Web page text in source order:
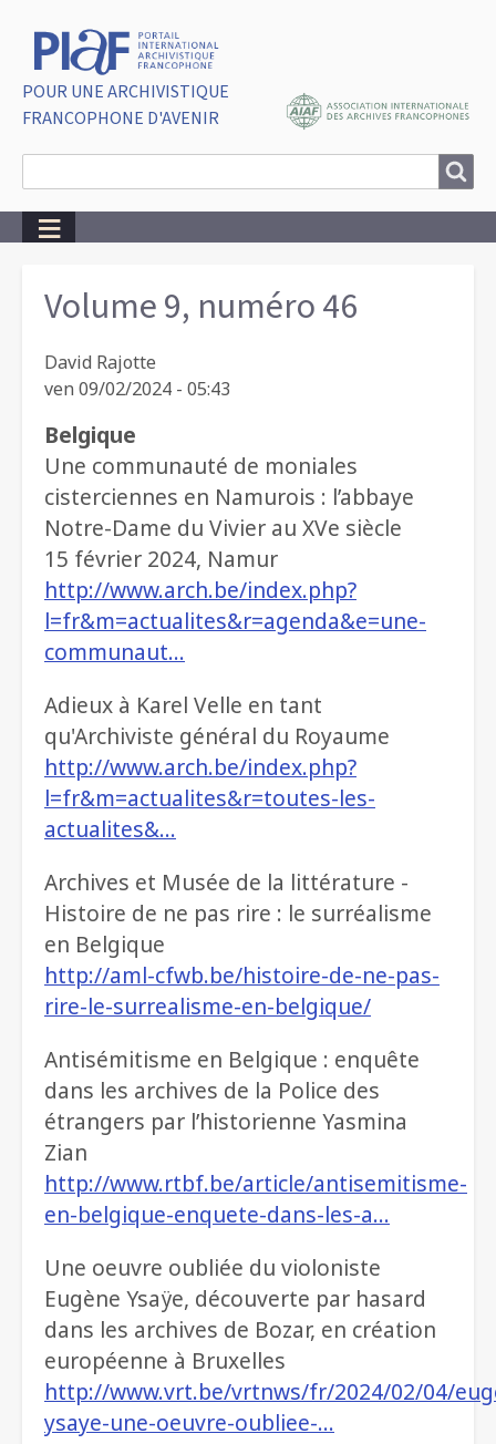
POUR UNE ARCHIVISTIQUE
FRANCOPHONE D'AVENIR
Volume 9, numéro 46
David Rajotte
ven 09/02/2024 - 05:43
Belgique
Une communauté de moniales
cisterciennes en Namurois : l’abbaye
Notre-Dame du Vivier au XVe siècle
15 février 2024, Namur
http://www.arch.be/index.php?
l=fr&m=actualites&r=agenda&e=une-
communaut…
Adieux à Karel Velle en tant
qu'Archiviste général du Royaume
http://www.arch.be/index.php?
l=fr&m=actualites&r=toutes-les-
actualites&…
Archives et Musée de la littérature -
Histoire de ne pas rire : le surréalisme
en Belgique
http://aml-cfwb.be/histoire-de-ne-pas-
rire-le-surrealisme-en-belgique/
Antisémitisme en Belgique : enquête
dans les archives de la Police des
étrangers par l’historienne Yasmina
Zian
http://www.rtbf.be/article/antisemitisme-
en-belgique-enquete-dans-les-a…
Une oeuvre oubliée du violoniste
Eugène Ysaÿe, découverte par hasard
dans les archives de Bozar, en création
européenne à Bruxelles
http://www.vrt.be/vrtnws/fr/2024/02/04/
ysaye-une-oeuvre-oubliee-…